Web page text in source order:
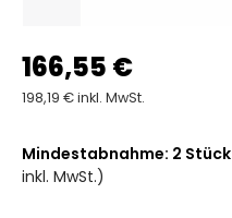
166,55 €
198,19 € inkl. MwSt.
Mindestabnahme: 2 Stück
inkl. MwSt.)